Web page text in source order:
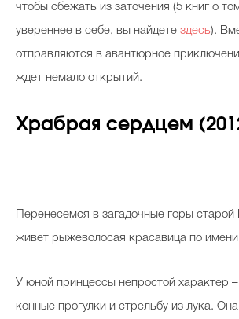
чтобы сбежать из заточения (5 книг о
увереннее в себе, вы найдете здесь).
отправляются в авантюрное
ждет немало открытий.
Храбрая сердцем
Перенесемся в загадочные горы
живет рыжеволосая красавица по
У юной принцессы непростой характер
конные прогулки и стрельбу из лука.